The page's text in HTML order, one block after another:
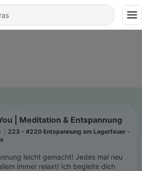
| Meditation & Entspannung
223 - #220 Entspannung am Lagerfeuer -
leicht gemacht! Jedes mal neu
relaxt! Ich begleite dich